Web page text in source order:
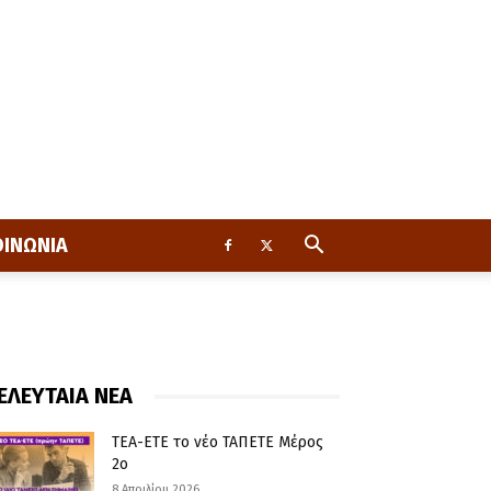
ΝΕΑ
ΤΕΑ-ΕΤΕ το νέο ΤΑΠΕΤΕ Μέρος
2ο